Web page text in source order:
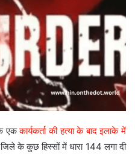
एककार्यकर्ता की हत्या के बाद इलाके में
के कुछ हिस्सों में धारा 144 लगा दी